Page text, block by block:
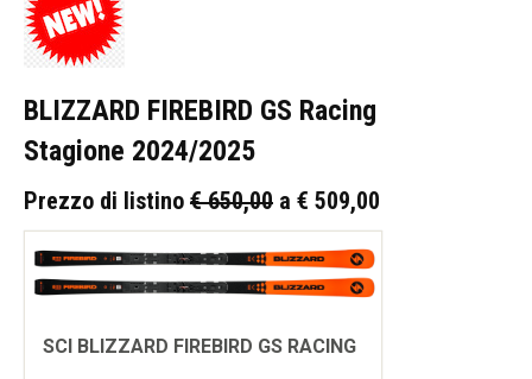
BLIZZARD FIREBIRD GS Racing
Stagione 2024/2025
Prezzo di listino € 650,00 a € 509,00
SCI BLIZZARD FIREBIRD GS RACING